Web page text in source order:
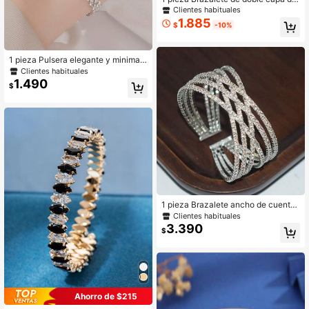
1 pieza Pulsera elegante y minimali
sta con cristales brillantes, adecuad
o para bodas, fiestas y uso diario de
mujeres
Clientes habituales
$1.490
Ahorro de $215
cristal de moda adecuado para muj
eres
Clientes habituales
$1.885 -10%
1 pieza Brazalete ancho de cuentas
de cristal de 6 hileras con diseño de
cruz exagerado
Clientes habituales
$3.390